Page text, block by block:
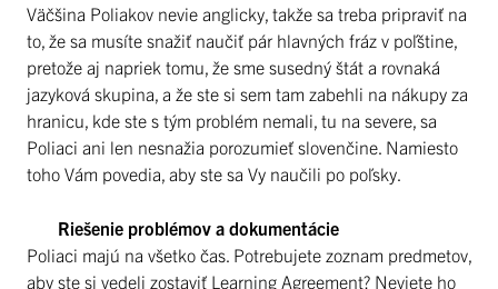
Väčšina Poliakov nevie anglicky, takže sa treba pripraviť na
to, že sa musíte snažiť naučiť pár hlavných fráz v poľštine,
pretože aj napriek tomu, že sme susedný štát a rovnaká
jazyková skupina, a že ste si sem tam zabehli na nákupy za
hranicu, kde ste s tým problém nemali, tu na severe, sa
Poliaci ani len nesnažia porozumieť slovenčine. Namiesto
toho Vám povedia, aby ste sa Vy naučili po poľsky.
Riešenie problémov a dokumentácie
Poliaci majú na všetko čas. Potrebujete zoznam predmetov,
aby ste si vedeli zostaviť Learning Agreement? Neviete ho